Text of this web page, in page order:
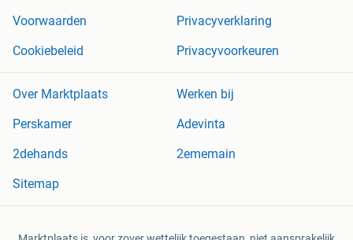
Voorwaarden
Privacyverklaring
Cookiebeleid
Privacyvoorkeuren
Over Marktplaats
Werken bij
Perskamer
Adevinta
2dehands
2ememain
Sitemap